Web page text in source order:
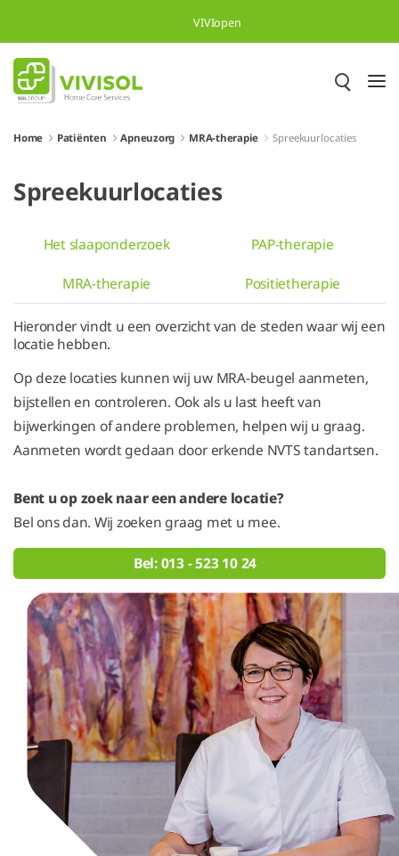
Overslaan en naar hoofdinhoud gaan
VIVIopen
Home Patiënten Apneuzorg MRA-therapie Spreekuurlocaties
Spreekuurlocaties
Het slaaponderzoek
PAP-therapie
MRA-therapie
Positietherapie
Hieronder vindt u een overzicht van de steden waar wij een
locatie hebben.
Op deze locaties kunnen wij uw MRA-beugel aanmeten,
bijstellen en controleren. Ook als u last heeft van
bijwerkingen of andere problemen, helpen wij u graag.
Aanmeten wordt gedaan door erkende NVTS tandartsen.
Bent u op zoek naar een andere locatie?
Bel ons dan. Wij zoeken graag met u mee.
Bel: 013 - 523 10 24